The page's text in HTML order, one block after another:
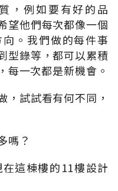
，例如要有好的品
望他們每次都像一個
。我們做的每件事
型錄等，都可以累積
每一次都是新機會。
，試試看有何不同，
嗎？
這棟樓的11樓設計